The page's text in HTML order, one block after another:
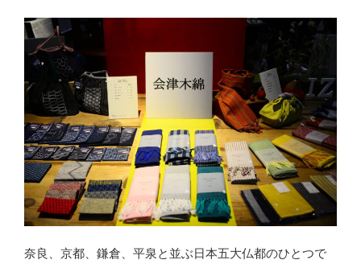
奈良、京都、鎌倉、平泉と並ぶ日本五大仏都のひとつで